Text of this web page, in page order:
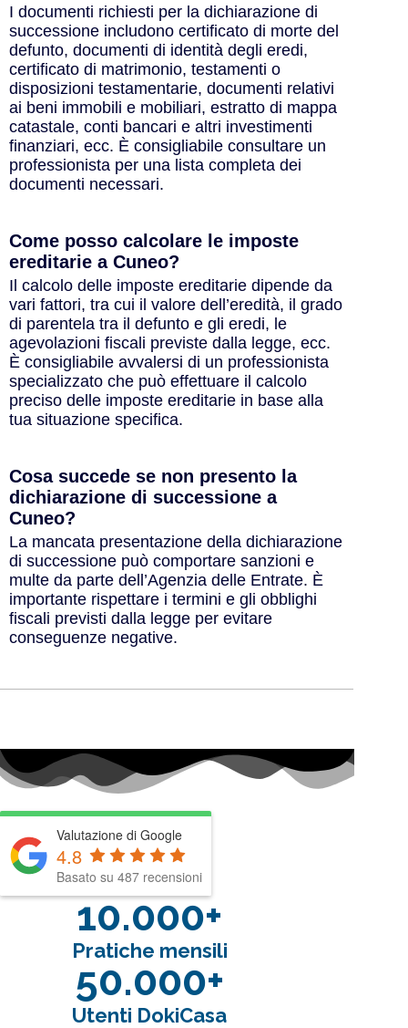
I documenti richiesti per la dichiarazione di
successione includono certificato di morte del
defunto, documenti di identità degli eredi,
certificato di matrimonio, testamenti o
disposizioni testamentarie, documenti relativi
ai beni immobili e mobiliari, estratto di mappa
catastale, conti bancari e altri investimenti
finanziari, ecc. È consigliabile consultare un
professionista per una lista completa dei
documenti necessari.
Come posso calcolare le imposte
ereditarie a Cuneo?
Il calcolo delle imposte ereditarie dipende da
vari fattori, tra cui il valore dell’eredità, il grado
di parentela tra il defunto e gli eredi, le
agevolazioni fiscali previste dalla legge, ecc.
È consigliabile avvalersi di un professionista
specializzato che può effettuare il calcolo
preciso delle imposte ereditarie in base alla
tua situazione specifica.
Cosa succede se non presento la
dichiarazione di successione a
Cuneo?
La mancata presentazione della dichiarazione
di successione può comportare sanzioni e
multe da parte dell’Agenzia delle Entrate. È
importante rispettare i termini e gli obblighi
fiscali previsti dalla legge per evitare
conseguenze negative.
Valutazione di Google
4.8
Basato su 487 recensioni
10.000+
Pratiche mensili
50.000+
Utenti DokiCasa